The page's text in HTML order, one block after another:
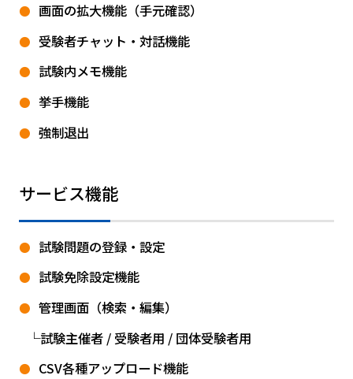
画面の拡大機能（手元確認）
受験者チャット・対話機能
試験内メモ機能
挙手機能
強制退出
サービス機能
試験問題の登録・設定
試験免除設定機能
管理画面（検索・編集）
試験主催者 / 受験者用 / 団体受験者用
CSV各種アップロード機能